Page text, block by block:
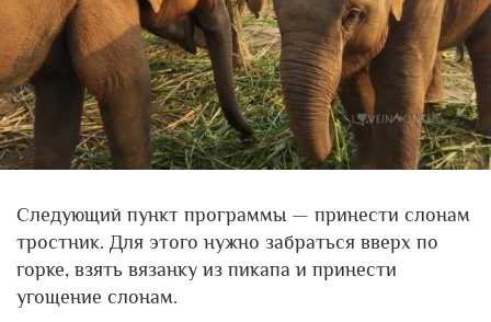
Следующий пункт программы — принести слонам
тростник. Для этого нужно забраться вверх по
горке, взять вязанку из пикапа и принести
угощение слонам.